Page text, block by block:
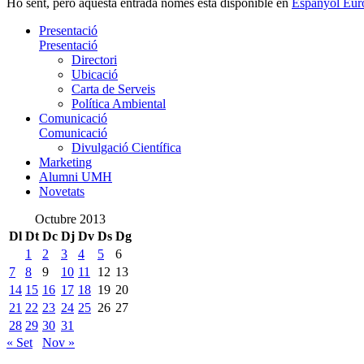
Presentació
Presentació
Directori
Ubicació
Carta de Serveis
Política Ambiental
Comunicació
Comunicació
Divulgació Científica
Marketing
Alumni UMH
Novetats
Octubre 2013
Dl Dt Dc Dj Dv Ds Dg
1
2 3 4 5
6
7
8 9 10 11 12 13
14 15 16 17 18 19 20
21 22 23 24 25 26 27
28 29 30 31
« Set
Nov »